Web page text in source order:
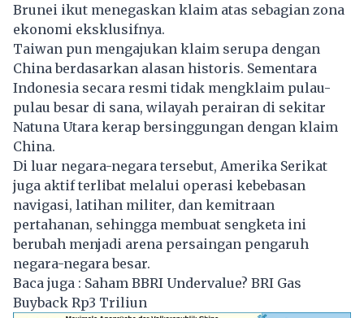
Brunei ikut menegaskan klaim atas sebagian zona
ekonomi eksklusifnya.
Taiwan pun mengajukan klaim serupa dengan
China berdasarkan alasan historis. Sementara
Indonesia secara resmi tidak mengklaim pulau-
pulau besar di sana, wilayah perairan di sekitar
Natuna Utara kerap bersinggungan dengan klaim
China.
Di luar negara-negara tersebut, Amerika Serikat
juga aktif terlibat melalui operasi kebebasan
navigasi, latihan militer, dan kemitraan
pertahanan, sehingga membuat sengketa ini
berubah menjadi arena persaingan pengaruh
negara-negara besar.
Baca juga : Saham BBRI Undervalue? BRI Gas
Buyback Rp3 Triliun